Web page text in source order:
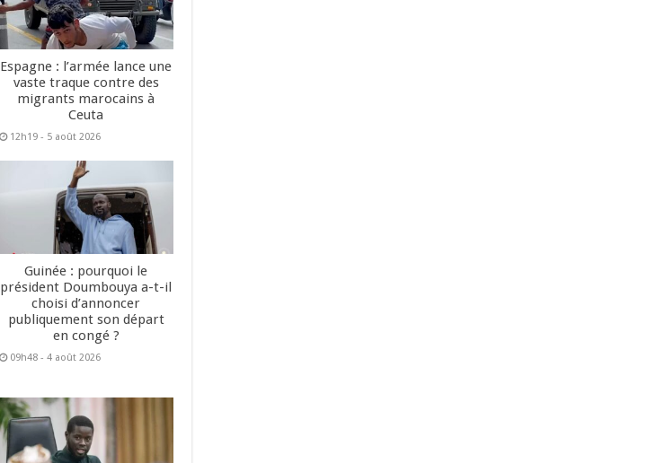
Espagne : l’armée lance une
vaste traque contre des
migrants marocains à
Ceuta
12h19 - 5 août 2026
Guinée : pourquoi le
président Doumbouya a-t-il
choisi d’annoncer
publiquement son départ
en congé ?
09h48 - 4 août 2026